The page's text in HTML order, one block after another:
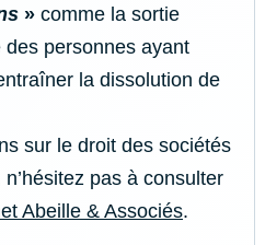
» comme la sortie
des personnes ayant
la dissolution de
sur le droit des sociétés
pas à consulter
Abeille & Associés.